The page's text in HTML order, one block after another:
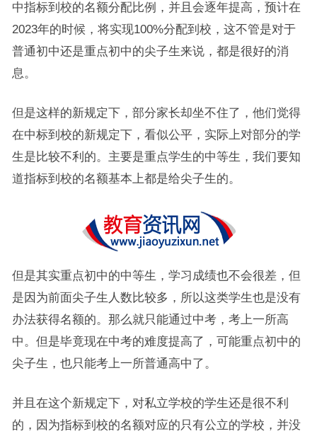
中指标到校的名额分配比例，并且会逐年提高，预计在
2023年的时候，将实现100%分配到校，这不管是对于
普通初中还是重点初中的尖子生来说，都是很好的消
息。
但是这样的新规定下，部分家长却坐不住了，他们觉得
在中标到校的新规定下，看似公平，实际上对部分的学
生是比较不利的。主要是重点学生的中等生，我们要知
道指标到校的名额基本上都是给尖子生的。
但是其实重点初中的中等生，学习成绩也不会很差，但
是因为前面尖子生人数比较多，所以这类学生也是没有
办法获得名额的。那么就只能通过中考，考上一所高
中。但是毕竟现在中考的难度提高了，可能重点初中的
尖子生，也只能考上一所普通高中了。
并且在这个新规定下，对私立学校的学生还是很不利
的，因为指标到校的名额对应的只有公立的学校，并没